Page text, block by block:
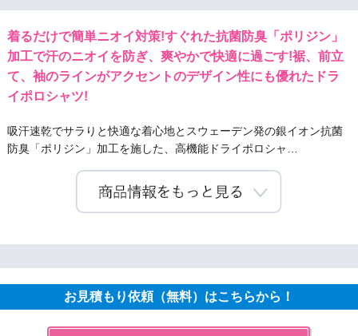
着るだけで簡単ニオイ対策!すぐれた抗菌防臭「ポリジン」
加工で汗のニオイを防ぎ、爽やかで快適に過ごす!裾、前立
て、袖のラインがアクセントのデザイン性にも優れたドラ
イポロシャツ!
吸汗速乾でサラりと快適な着心地とスウェーデン発の銀イオン抗菌
防臭「ポリジン」加工を施した、高機能ドライポロシャ…
お見積もり依頼（無料）はこちらから！